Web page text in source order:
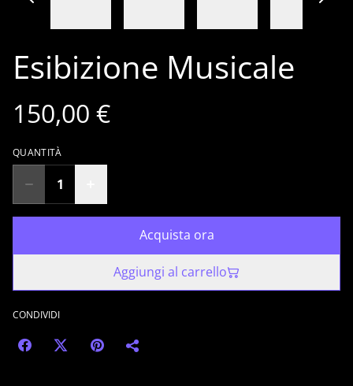
Esibizione Musicale
150,00 €
QUANTITÀ
Acquista ora
Aggiungi al carrello
CONDIVIDI